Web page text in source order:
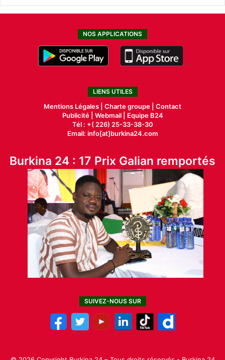
NOS APPLICATIONS
LIENS UTILES
Mentions Légales | Charte groupe | Contact
Publicité| Webmail |
Equipe B24
Tél : +( 226) 25-33-38-30
Email: info[at]burkina24.com
Burkina 24 : 17 Prix Galian remportés
SUIVEZ-NOUS SUR